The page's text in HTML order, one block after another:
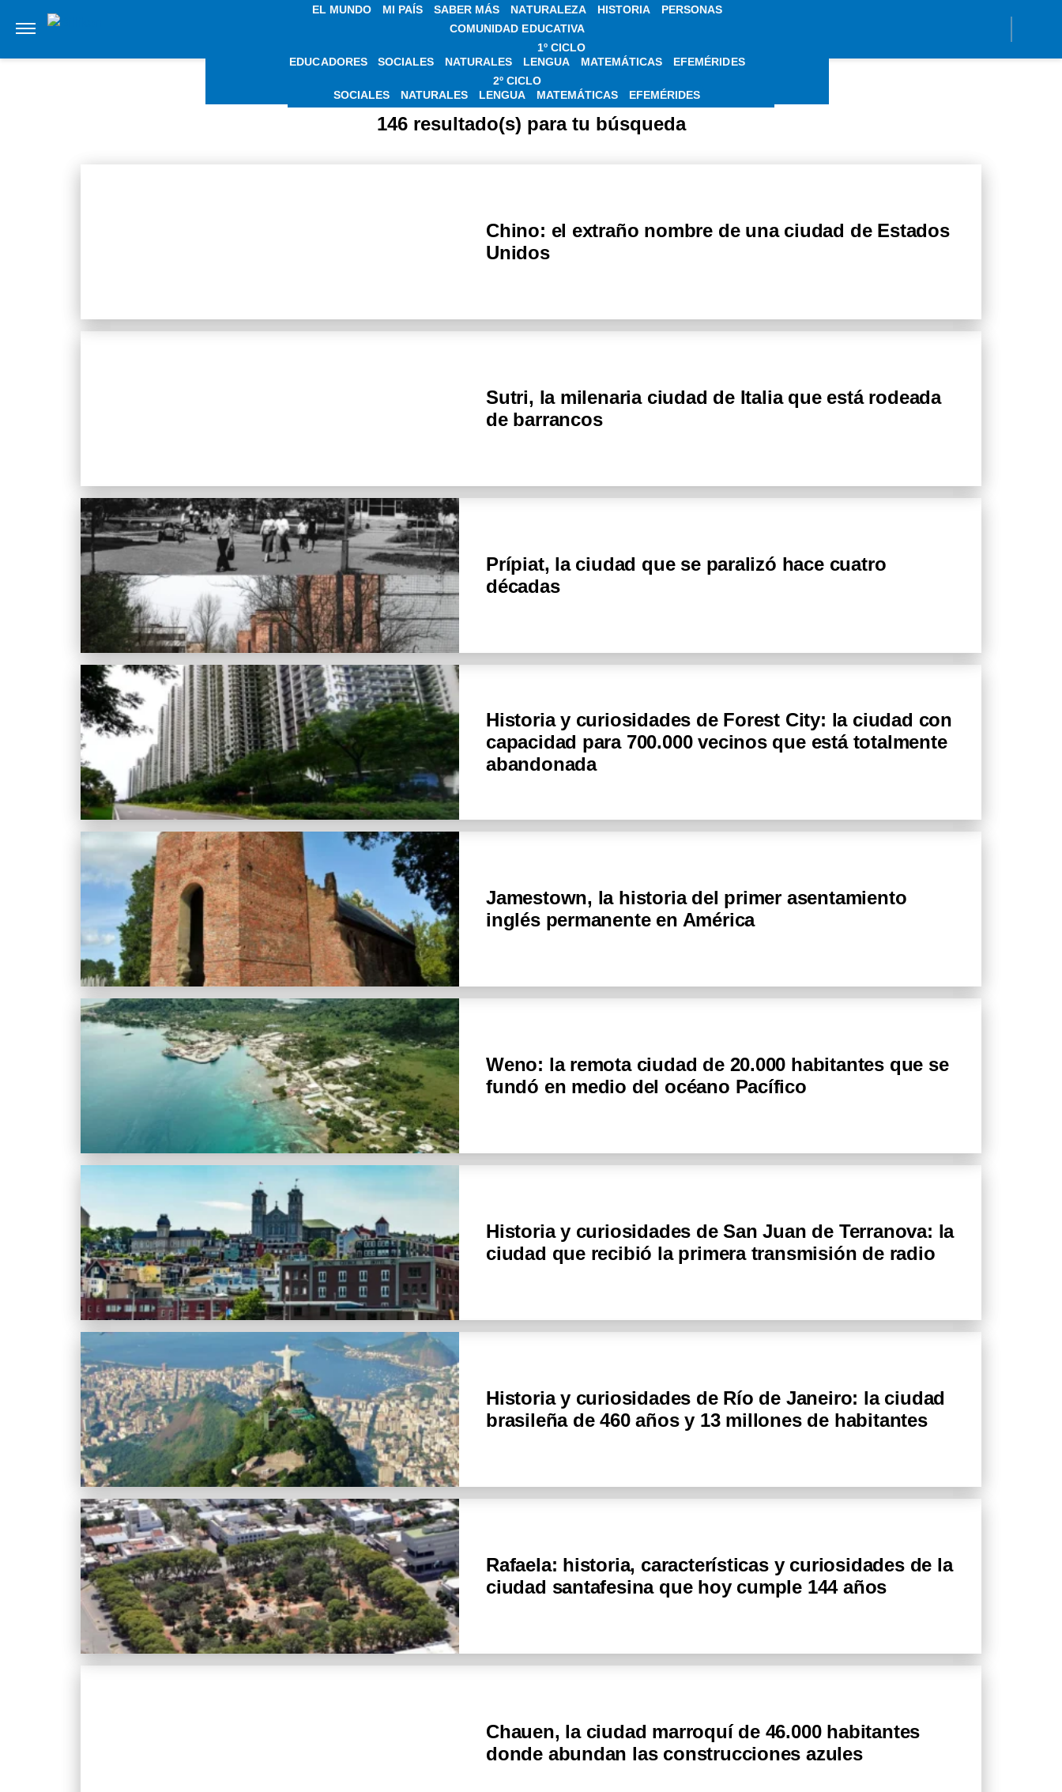
EL MUNDO MI PAÍS SABER MÁS NATURALEZA HISTORIA
PERSONAS
COMUNIDAD EDUCATIVA
EDUCADORES
1º CICLO
SOCIALES
NATURALES LENGUA MATEMÁTICAS
EFEMÉRIDES
2º CICLO
SOCIALES
NATURALES LENGUA MATEMÁTICAS EFEMÉRIDES
NOTICIAS SOBRE CIUDAD
146 resultado(s) para tu búsqueda
Chino: el extraño nombre de una ciudad de Estados
Unidos
Sutri, la milenaria ciudad de Italia que está rodeada
de barrancos
Prípiat, la ciudad que se paralizó hace cuatro
décadas
Historia y curiosidades de Forest City: la ciudad con
capacidad para 700.000 vecinos que está totalmente
abandonada
Jamestown, la historia del primer asentamiento
inglés permanente en América
Weno: la remota ciudad de 20.000 habitantes que se
fundó en medio del océano Pacífico
Historia y curiosidades de San Juan de Terranova: la
ciudad que recibió la primera transmisión de radio
Historia y curiosidades de Río de Janeiro: la ciudad
brasileña de 460 años y 13 millones de habitantes
Rafaela: historia, características y curiosidades de la
ciudad santafesina que hoy cumple 144 años
Chauen, la ciudad marroquí de 46.000 habitantes
donde abundan las construcciones azules